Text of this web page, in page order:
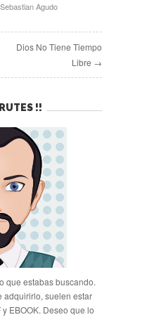
Sebastian Agudo
Dios No Tiene Tiempo
Libre →
!!
que estabas buscando.
adquirirlo, suelen estar
EBOOK. Deseo que lo